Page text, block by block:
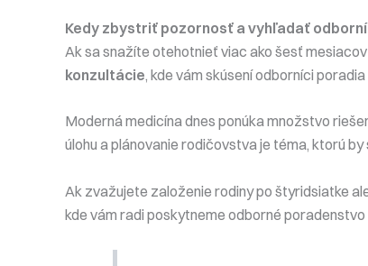
Kedy zbystriť pozornosť a vyhľadať
Ak sa snažíte otehotnieť viac ako šesť
konzultácie, kde vám skúsení odborníci
Moderná medicína dnes ponúka množstvo
úlohu a plánovanie rodičovstva je téma, ktorú
Ak zvažujete založenie rodiny po štyridsiatke
kde vám radi poskytneme odborné